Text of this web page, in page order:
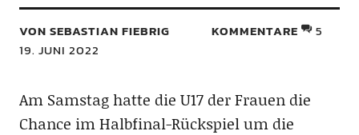
VON SEBASTIAN FIEBRIG
19. JUNI 2022
KOMMENTARE 5
Am Samstag hatte die U17 der Frauen die
Chance im Halbfinal-Rückspiel um die